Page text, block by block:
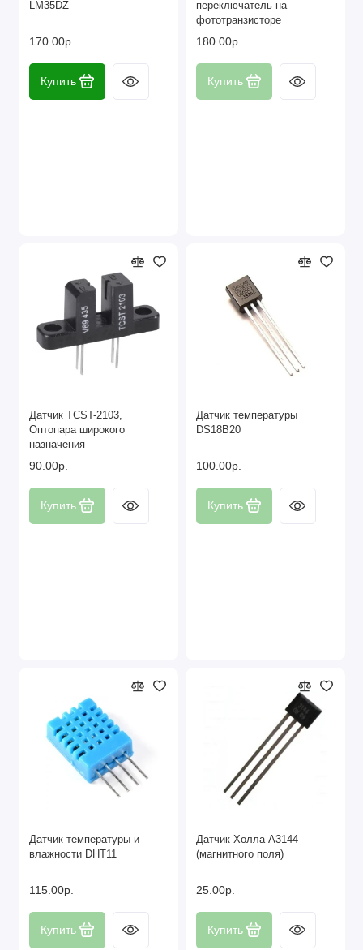
Резисторы
LM35DZ
170.00р.
Купить
переключатель на
фототранзисторе
180.00р.
Купить
Датчик TCST-2103,
Оптопара широкого
назначения
90.00р.
Купить
Датчик температуры
DS18B20
100.00р.
Купить
Датчик температуры и
влажности DHT11
115.00р.
Купить
Датчик Холла A3144
(магнитного поля)
25.00р.
Купить